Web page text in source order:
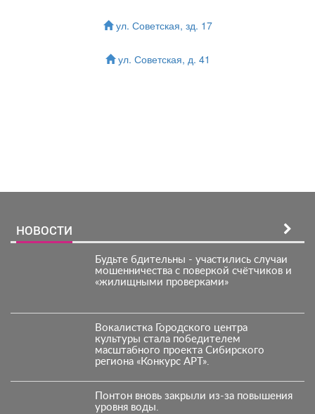
ул. Советская, зд. 17
ул. Советская, д. 41
НОВОСТИ
Будьте бдительны - участились случаи
мошенничества с поверкой счётчиков и
«жилищными проверками»
Вокалистка Городского центра
культуры стала победителем
масштабного проекта Сибирского
региона «Конкурс АРТ».
Понтон вновь закрыли из-за повышения
уровня воды.